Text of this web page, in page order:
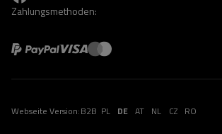
Zahlungsmethoden:
Webseite Version:B2B PL DE AT NL CZ RO